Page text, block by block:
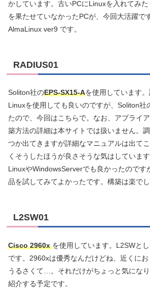
かしています。古いPCにLinuxを入れてみ
を果たせていなかったPCが、今回大活躍で
AlmaLinux ver9 です。
RADIUS01
Soliton社のEPS-SX15-Aを使用しています
Linuxを使用しても良いのですが、Soliton社
たので、今回はこちらで。なお、アプライ
築方法の詳細は本サイトでは扱いません。
つか出てきますが詳細なマニュアルは出て
くそうしたほうが良さそうな気はしていま
LinuxやWindowsServerでも良かったのです
品を試してみてよかったです。構築は楽でし
L2SW01
Cisco 2960xを使用しています。L2SWと
です。2960xは優秀なんだけどね、近くに
うるさくて…。それだけがちょっと気にな
紹介する予定です。